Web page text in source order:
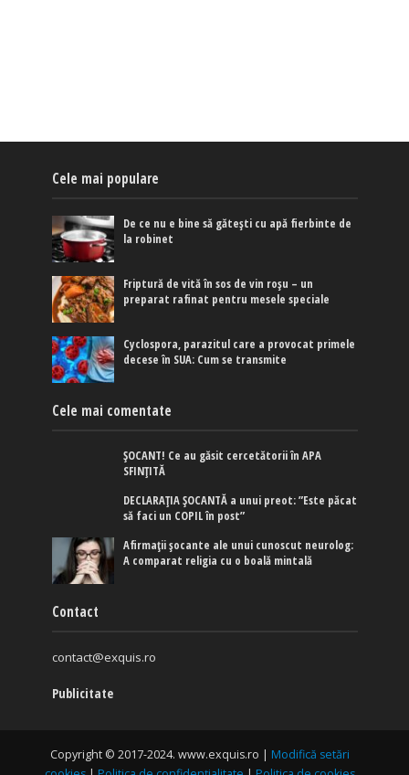
Cele mai populare
De ce nu e bine să gătești cu apă fierbinte de
la robinet
Friptură de vită în sos de vin roșu – un
preparat rafinat pentru mesele speciale
Cyclospora, parazitul care a provocat primele
decese în SUA: Cum se transmite
Cele mai comentate
ȘOCANT! Ce au găsit cercetătorii în APA
SFINȚITĂ
DECLARAȚIA ȘOCANTĂ a unui preot: ”Este păcat
să faci un COPIL în post”
Afirmaţii şocante ale unui cunoscut neurolog:
A comparat religia cu o boală mintală
Contact
contact@exquis.ro
Publicitate
Copyright © 2017-2024. www.exquis.ro | Modifică setări